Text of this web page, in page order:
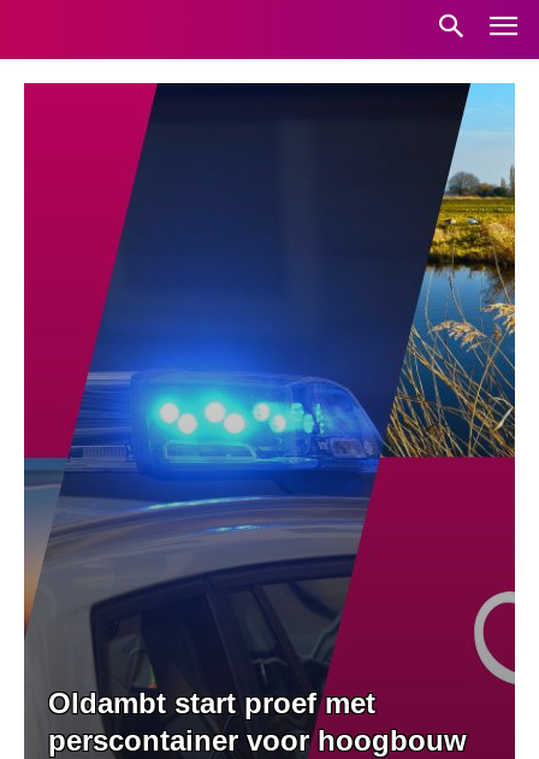
Oldambt start proef met
perscontainer voor hoogbouw